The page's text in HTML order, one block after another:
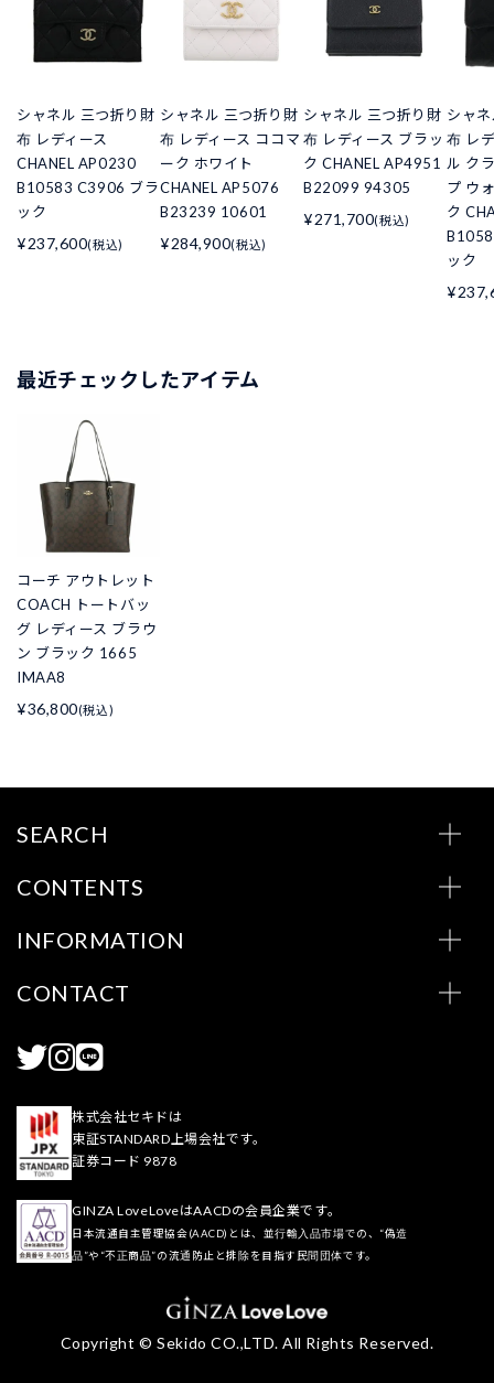
シャネル 三つ折り財
布 レディース
CHANEL AP0230
B10583 C3906 ブラ
ック
¥237,600(税込)
シャネル 三つ折り財
布 レディース ココマ
ーク ホワイト
CHANEL AP5076
B23239 10601
¥284,900(税込)
シャネル 三つ折り財
布 レディース ブラッ
ク CHANEL AP4951
B22099 94305
¥271,700(税込)
シャ
布 レ
ル ク
プ ウ
ク
ック
最近チェックしたアイテム
コーチ アウトレット
COACH トートバッ
グ レディース ブラウ
ン ブラック 1665
IMAA8
¥36,800(税込)
SEARCH
CONTENTS
INFORMATION
CONTACT
株式会社セキドは
東証STANDARD上場会社です。
証券コード 9878
GINZA LoveLoveはAACDの会員企業です。
日本流通自主管理協会(AACD)とは、並行輸入品市場での、“偽造
品”や“不正商品”の流通防止と排除を目指す民間団体です。
Copyright © Sekido CO.,LTD. All Rights Reserved.